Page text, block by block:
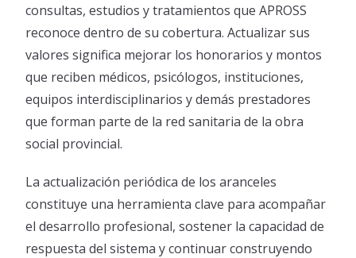
consultas, estudios y tratamientos que APROSS
reconoce dentro de su cobertura. Actualizar sus
valores significa mejorar los honorarios y montos
que reciben médicos, psicólogos, instituciones,
equipos interdisciplinarios y demás prestadores
que forman parte de la red sanitaria de la obra
social provincial.
La actualización periódica de los aranceles
constituye una herramienta clave para acompañar
el desarrollo profesional, sostener la capacidad de
respuesta del sistema y continuar construyendo